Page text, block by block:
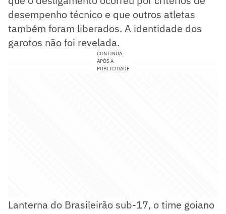
desempenho técnico e que outros atletas
também foram liberados. A identidade dos
garotos não foi revelada.
CONTINUA
APÓS A
PUBLICIDADE
Lanterna do Brasileirão sub-17, o time goiano